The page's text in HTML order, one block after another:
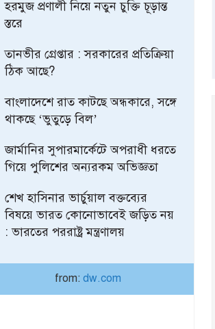
হরমুজ প্রণালী নিয়ে নতুন চুক্তি চূড়ান্ত
স্তরে
তানভীর গ্রেপ্তার : সরকারের প্রতিক্রিয়া
ঠিক আছে?
বাংলাদেশে রাত কাটছে অন্ধকারে, সঙ্গে
থাকছে ‘ভুতুড়ে বিল’
জার্মানির সুপারমার্কেটে অপরাধী ধরতে
গিয়ে পুলিশের অন্যরকম অভিজ্ঞতা
শেখ হাসিনার ভার্চুয়াল বক্তব্যের
বিষয়ে ভারত কোনোভাবেই জড়িত নয়
: ভারতের পররাষ্ট্র মন্ত্রণালয়
from: dw.com